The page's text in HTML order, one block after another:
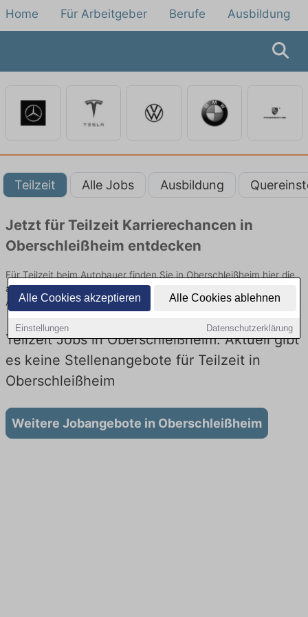
Alle Cookies akzeptieren Alle Cookies ablehnen
Einstellungen Datenschutzerklärung
Home Für Arbeitgeber Berufe Ausbildung
Teilzeit Alle Jobs Ausbildung
Jetzt für Teilzeit Karrierechancen in
Oberschleißheim entdecken
Für Teilzeit beim Autobauer finden Sie in Oberschleißheim hier die
aktuellsten Angebote. Entdecken Sie freie Optionen von Top-
Arbeitgebern und bewerben Sie sich noch heute.
Teilzeit Jobs in Oberschleißheim: Aktuell gibt
es keine Stellenangebote für Teilzeit in
Oberschleißheim
Weitere Jobangebote in Oberschleißheim